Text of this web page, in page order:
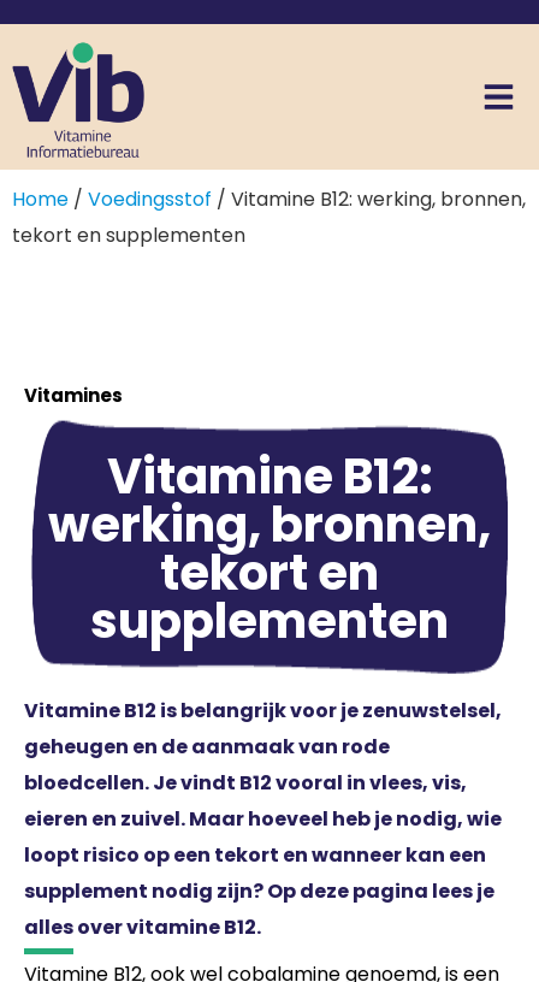
Home / Voedingsstof / Vitamine B12: werking, bronnen,
tekort en supplementen
Vitamines
Vitamine B12:
werking, bronnen,
tekort en
supplementen
Vitamine B12 is belangrijk voor je zenuwstelsel,
geheugen en de aanmaak van rode
bloedcellen. Je vindt B12 vooral in vlees, vis,
eieren en zuivel. Maar hoeveel heb je nodig, wie
loopt risico op een tekort en wanneer kan een
supplement nodig zijn? Op deze pagina lees je
alles over vitamine B12.
Vitamine B12, ook wel cobalamine genoemd, is een